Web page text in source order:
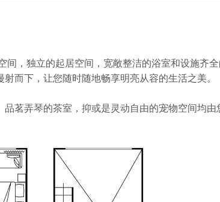
，独立的起居空间，宽敞整洁的浴室和设施齐
而下，让您随时随地畅享明亮从容的生活之美。
茗弄琴的茶室，抑或是灵动自由的宠物空间均